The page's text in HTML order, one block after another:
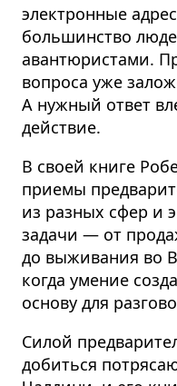
электронные
большинство
авантюристами.
вопроса уже
А нужный ответ
действие.
В своей книге
приемы
из разных сфер и
задачи — от
до выживания во
когда умение
основу для
Силой
добиться